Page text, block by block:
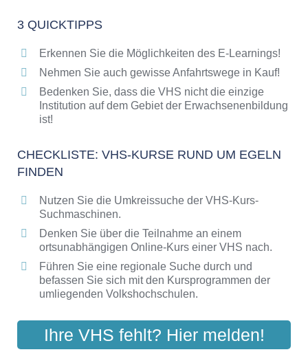
Checkliste: So erkennen Sie gute
3 QUICKTIPPS
Erkennen Sie die Möglichkeiten des E-Learnings!
Nehmen Sie auch gewisse Anfahrtswege in Kauf!
Bedenken Sie, dass die VHS nicht die einzige
Institution auf dem Gebiet der Erwachsenenbildung
ist!
CHECKLISTE: VHS-KURSE RUND UM EGELN
FINDEN
Nutzen Sie die Umkreissuche der VHS-Kurs-
Suchmaschinen.
Denken Sie über die Teilnahme an einem
ortsunabhängigen Online-Kurs einer VHS nach.
Führen Sie eine regionale Suche durch und
befassen Sie sich mit den Kursprogrammen der
umliegenden Volkshochschulen.
Ihre VHS fehlt? Hier melden!